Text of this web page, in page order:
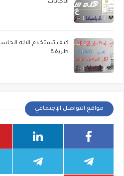
الاجابات
كيف تستخدم الاله
طريقة
مواقع التواصل الإجتماعي